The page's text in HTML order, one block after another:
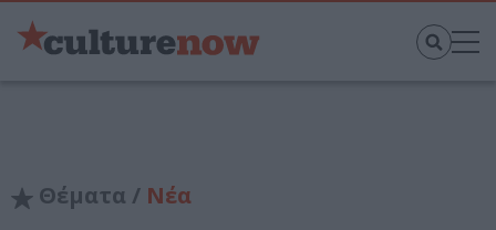
Θέματα / Νέα